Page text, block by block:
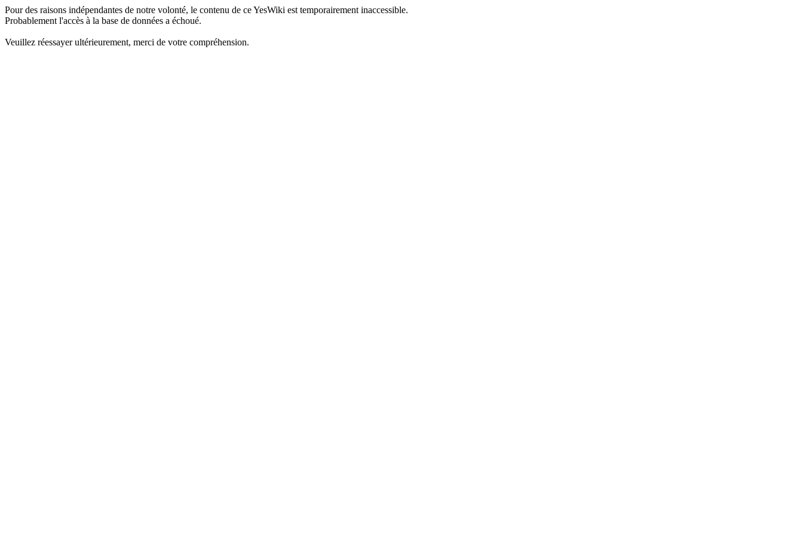
Pour des raisons indépendantes de notre volonté, le contenu de ce YesWiki est temporairement inaccessible.
Probablement l'accès à la base de données a échoué.
Veuillez réessayer ultérieurement, merci de votre compréhension.